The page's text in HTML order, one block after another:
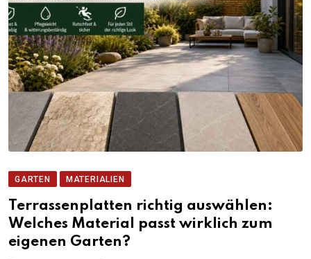
GARTEN MATERIALIEN
Terrassenplatten richtig auswählen:
Welches Material passt wirklich zum
eigenen Garten?